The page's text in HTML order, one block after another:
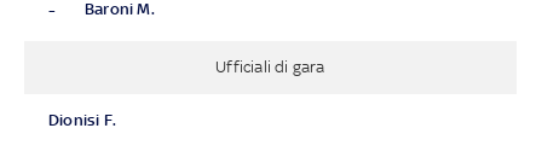
- Baroni M.
Ufficiali di gara
Dionisi F.